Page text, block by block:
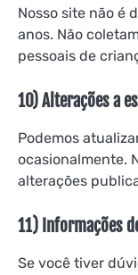
Nosso site não é
anos. Não
pessoais de
10) Alterações a
Podemos
ocasionalmente.
alterações
11) Informações
Se você tiver